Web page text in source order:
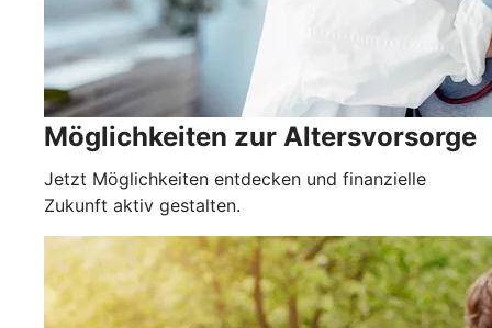
Möglichkeiten zur Altersvorsorge
Jetzt Möglichkeiten entdecken und finanzielle
Zukunft aktiv gestalten.